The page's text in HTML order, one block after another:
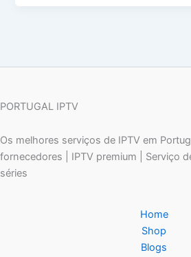
PORTUGAL IPTV
Os melhores serviços de IPTV em
fornecedores | IPTV premium | Serviço
séries
Home
Shop
Blogs